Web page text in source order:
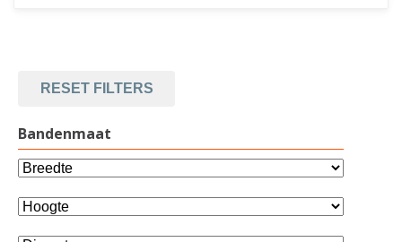
RESET FILTERS
Bandenmaat